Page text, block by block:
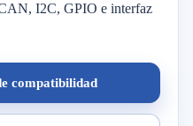
I2C, GPIO e interfaz
compatibilidad